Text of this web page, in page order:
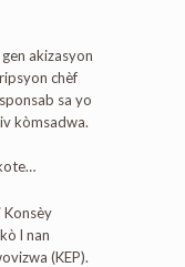
akizasyon
chèf
sa yo
kòmsadwa.
Konsèy
l nan
(KEP).